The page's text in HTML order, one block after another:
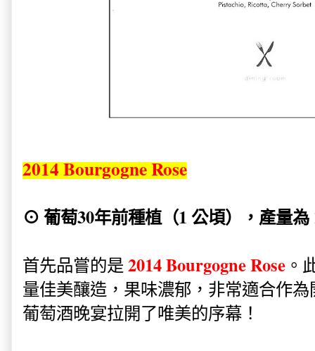
2014 Bourgogne Rose
⊙ 葡萄30年前種植（1 公頃），產量為
首先品嘗的是 2014 Bourgogne Rose 。
量佳美釀造，果味濃郁，非常適合作
葡萄酒晚宴拉開了唯美的序幕！